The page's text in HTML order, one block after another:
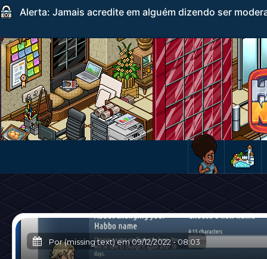
Alerta: Jamais acredite em alguém dizendo ser
Por (missing text) em09/12/2022-08:03